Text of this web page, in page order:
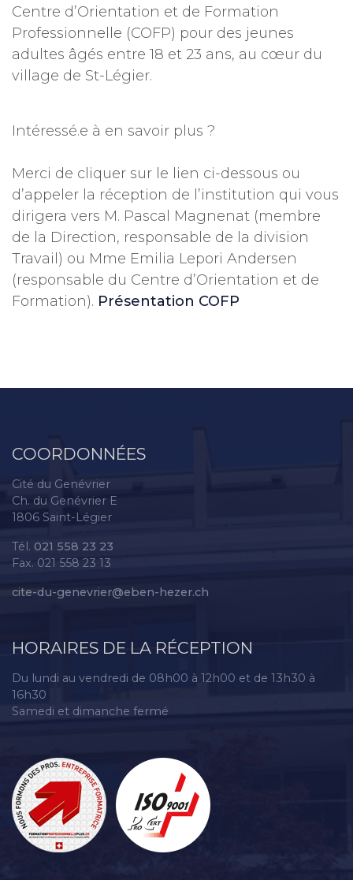
Centre d’Orientation et de Formation
Professionnelle (COFP) pour des jeunes
adultes âgés entre 18 et 23 ans, au cœur du
village de St-Légier.
Intéressé.e à en savoir plus ?
Merci de cliquer sur le lien ci-dessous ou
d’appeler la réception de l’institution qui vous
dirigera vers M. Pascal Magnenat (membre
de la Direction, responsable de la division
Travail) ou Mme Emilia Lepori Andersen
(responsable du Centre d’Orientation et de
Formation). Présentation COFP
COORDONNÉES
Cité du Genévrier
Ch. du Genévrier E
1806 Saint-Légier
Tél. 021 558 23 23
Fax. 021 558 23 13
cite-du-genevrier@eben-hezer.ch
HORAIRES DE LA RÉCEPTION
Du lundi au vendredi de 08h00 à 12h00 et de 13h30 à
16h30
Samedi et dimanche fermé